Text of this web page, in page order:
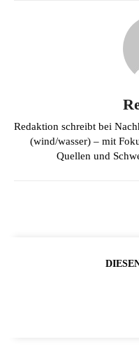
Redaktion schreibt bei
(wind/wasser) – mit
Quellen und